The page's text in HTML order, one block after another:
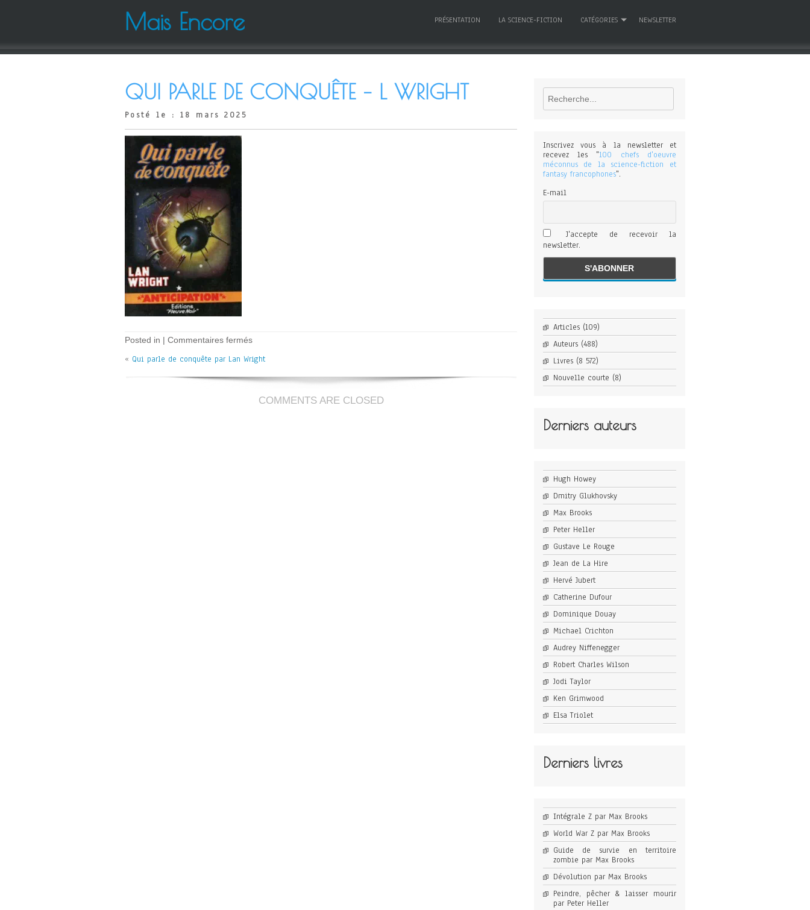
Mais Encore PRÉSENTATION LA SCIENCE-FICTION CATÉGORIES NEWSLETTER
QUI PARLE DE CONQUÊTE – L WRIGHT
Posté le : 18 mars 2025
Posted in | Commentaires ferméssur
parle
conquête
Wright
« Qui parle de conquête par Lan Wright
COMMENTS ARE CLOSED
Rechercher
Inscrivez vous à la newsletter et
recevez les "100 chefs d'oeuvre
méconnus de la science-fiction et
fantasy francophones".
E-mail
J'accepte de recevoir la
newsletter.
Articles(109)
Auteurs(488)
Livres(8 572)
Nouvelle courte (8)
Derniers auteurs
Hugh Howey
Dmitry Glukhovsky
Max Brooks
Peter Heller
Gustave Le Rouge
Jean de La Hire
Hervé Jubert
Catherine Dufour
Dominique Douay
Michael Crichton
Audrey Niffenegger
Robert Charles Wilson
Jodi Taylor
Ken Grimwood
Elsa Triolet
Derniers livres
Intégrale Z par Max Brooks
World War Z par Max Brooks
Guide de survie en territoire
zombie par Max Brooks
Dévolution par Max Brooks
Peindre, pêcher & laisser mourir
par Peter Heller